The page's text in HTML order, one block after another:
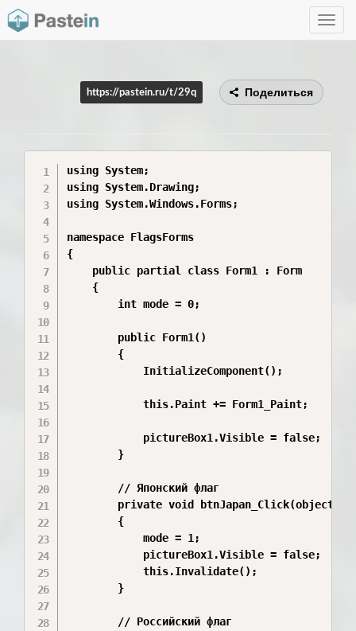
Toggle
https://pastein.ru/t/29q Поделиться
using System;
using System.Drawing;
using System.Windows.Forms;
namespace FlagsForms
{
    public partial class Form1 : Form
    {
        int mode = 0;
        public Form1()
        {
            InitializeComponent();
            this.Paint += Form1_Paint;
            pictureBox1.Visible = false;
        }
        // Японский флаг
private void btnJapan_Click(object
        {
            mode = 1;
            pictureBox1.Visible = false;
            this.Invalidate();
        }
        // Российский флаг